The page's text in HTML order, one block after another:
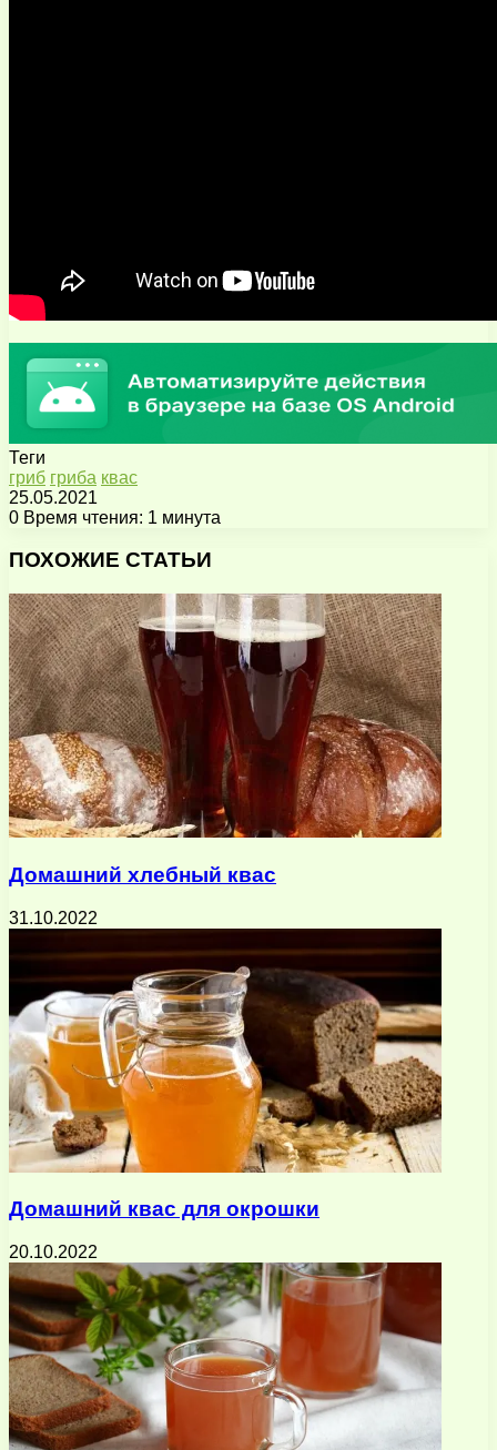
Теги
гриб гриба квас
25.05.2021
0 Время чтения: 1 минута
через
почту
ПОХОЖИЕ СТАТЬИ
Домашний хлебный квас
31.10.2022
Домашний квас для окрошки
20.10.2022